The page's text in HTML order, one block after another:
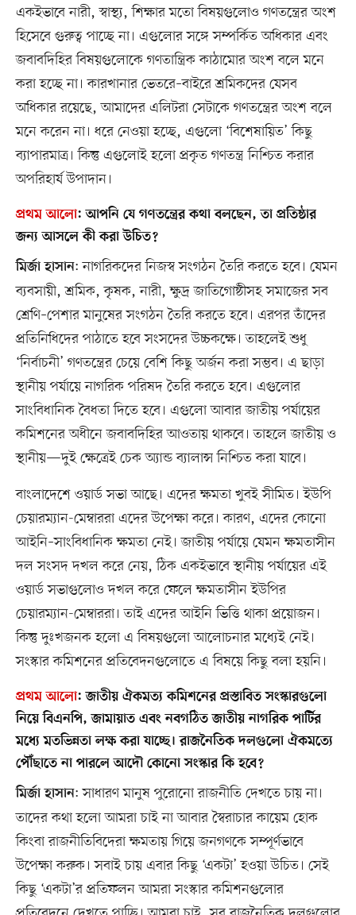
একইভাবে নারী, স্বাস্থ্য, শিক্ষার মতো বিষয়গুলোও গণতন্ত্রের অংশ
হিসেবে গুরুত্ব পাচ্ছে না। এগুলোর সঙ্গে সম্পর্কিত অধিকার এবং
জবাবদিহির বিষয়গুলোকে গণতান্ত্রিক কাঠামোর অংশ বলে মনে
করা হচ্ছে না। কারখানার ভেতরে–বাইরে শ্রমিকদের যেসব
অধিকার রয়েছে, আমাদের এলিটরা সেটাকে গণতন্ত্রের অংশ বলে
মনে করেন না। ধরে নেওয়া হচ্ছে, এগুলো ‘বিশেষায়িত’ কিছু
ব্যাপারমাত্র। কিন্তু এগুলোই হলো প্রকৃত গণতন্ত্র নিশ্চিত করার
অপরিহার্য উপাদান।
প্রথম আলো:আপনি যে গণতন্ত্রের কথা বলছেন, তা প্রতিষ্ঠার
জন্য আসলে কী করা উচিত?
মির্জা হাসান: নাগরিকদের নিজস্ব সংগঠন তৈরি করতে হবে। যেমন
ব্যবসায়ী, শ্রমিক, কৃষক, নারী, ক্ষুদ্র জাতিগোষ্ঠীসহ সমাজের সব
শ্রেণি–পেশার মানুষের সংগঠন তৈরি করতে হবে। এরপর তাঁদের
প্রতিনিধিদের পাঠাতে হবে সংসদের উচ্চকক্ষে। তাহলেই শুধু
‘নির্বাচনী’ গণতন্ত্রের চেয়ে বেশি কিছু অর্জন করা সম্ভব। এ ছাড়া
স্থানীয় পর্যায়ে নাগরিক পরিষদ তৈরি করতে হবে। এগুলোর
সাংবিধানিক বৈধতা দিতে হবে। এগুলো আবার জাতীয় পর্যায়ের
কমিশনের অধীনে জবাবদিহির আওতায় থাকবে। তাহলে জাতীয় ও
স্থানীয়—দুই ক্ষেত্রেই চেক অ্যান্ড ব্যালান্স নিশ্চিত করা যাবে।
বাংলাদেশে ওয়ার্ড সভা আছে। এদের ক্ষমতা খুবই সীমিত। ইউপি
চেয়ারম্যান-মেম্বাররা এদের উপেক্ষা করে। কারণ, এদের কোনো
আইনি–সাংবিধানিক ক্ষমতা নেই। জাতীয় পর্যায়ে যেমন ক্ষমতাসীন
দল সংসদ দখল করে নেয়, ঠিক একইভাবে স্থানীয় পর্যায়ের এই
ওয়ার্ড সভাগুলোও দখল করে ফেলে ক্ষমতাসীন ইউপির
চেয়ারম্যান-মেম্বাররা। তাই এদের আইনি ভিত্তি থাকা প্রয়োজন।
কিন্তু দুঃখজনক হলো এ বিষয়গুলো আলোচনার মধ্যেই নেই।
সংস্কার কমিশনের প্রতিবেদনগুলোতে এ বিষয়ে কিছু বলা হয়নি।
প্রথম আলো:জাতীয় ঐকমত্য কমিশনের প্রস্তাবিত সংস্কারগুলো
নিয়ে বিএনপি, জামায়াত এবং নবগঠিত জাতীয় নাগরিক পার্টির
মধ্যে মতভিন্নতা লক্ষ করা যাচ্ছে। রাজনৈতিক দলগুলো ঐকমত্যে
পৌঁছাতে না পারলে আদৌ কোনো সংস্কার কি হবে?
মির্জা হাসান: সাধারণ মানুষ পুরোনো রাজনীতি দেখতে চায় না।
তাদের কথা হলো আমরা চাই না আবার স্বৈরাচার কায়েম হোক
কিংবা রাজনীতিবিদেরা ক্ষমতায় গিয়ে জনগণকে সম্পূর্ণভাবে
উপেক্ষা করুক। সবাই চায় এবার কিছু ‘একটা’ হওয়া উচিত। সেই
কিছু ‘একটা’র প্রতিফলন আমরা সংস্কার কমিশনগুলোর